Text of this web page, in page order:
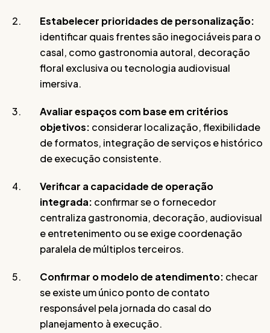
Estabelecer prioridades de personalização:
identificar quais frentes são inegociáveis para o
casal, como gastronomia autoral, decoração
floral exclusiva ou tecnologia audiovisual
imersiva.
Avaliar espaços com base em critérios
objetivos: considerar localização, flexibilidade
de formatos, integração de serviços e histórico
de execução consistente.
Verificar a capacidade de operação
integrada: confirmar se o fornecedor
centraliza gastronomia, decoração, audiovisual
e entretenimento ou se exige coordenação
paralela de múltiplos terceiros.
Confirmar o modelo de atendimento: checar
se existe um único ponto de contato
responsável pela jornada do casal do
planejamento à execução.